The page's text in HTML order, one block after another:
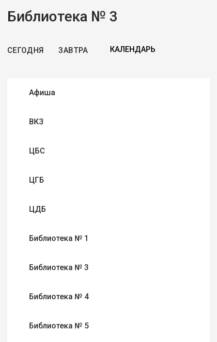
Библиотека № 3
СЕГОДНЯ ЗАВТРА
Афиша
ВКЗ
ЦБС
ЦГБ
ЦДБ
Библиотека № 1
Библиотека № 3
Библиотека № 4
Библиотека № 5